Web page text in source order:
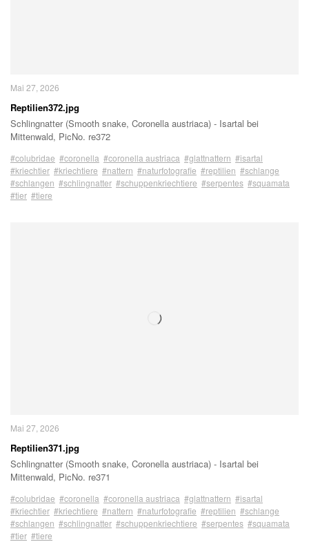
Mai 27, 2026
Reptilien372.jpg
Schlingnatter (Smooth snake, Coronella austriaca) - Isartal bei
Mittenwald, PicNo. re372
#colubridae #coronella #coronella austriaca #glattnattern #isartal
#kriechtier #kriechtiere #nattern #naturfotografie #reptilien #schlange
#schlangen #schlingnatter #schuppenkriechtiere #serpentes #squamata
#tier #tiere
Mai 27, 2026
Reptilien371.jpg
Schlingnatter (Smooth snake, Coronella austriaca) - Isartal bei
Mittenwald, PicNo. re371
#colubridae #coronella #coronella austriaca #glattnattern #isartal
#kriechtier #kriechtiere #nattern #naturfotografie #reptilien #schlange
#schlangen #schlingnatter #schuppenkriechtiere #serpentes #squamata
#tier #tiere